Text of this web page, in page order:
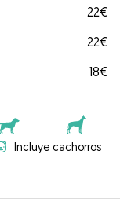
22€
22€
18€
Incluye cachorros